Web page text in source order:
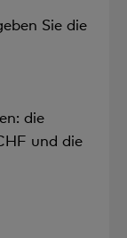
Sie die
die
und die